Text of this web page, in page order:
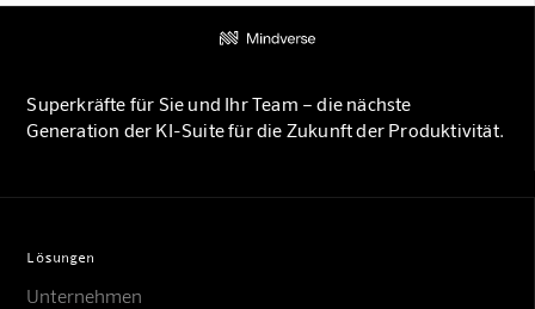
Superkräfte für Sie und Ihr Team – die nächste
Generation der KI-Suite für die Zukunft der Produktivität.
Lösungen
Unternehmen